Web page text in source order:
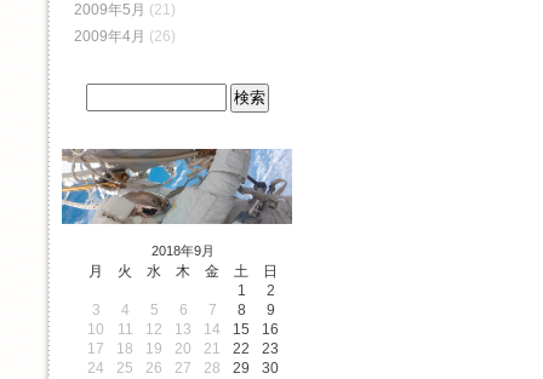
2009年5月 (21)
2009年4月 (26)
2018年9月
月 火 水 木 金 土
日
1
2
3
4 5 6 7 8
9
10
11 12 13 14 15
16
17
18 19 20 21 22
23
24
25 26 27 28 29 30